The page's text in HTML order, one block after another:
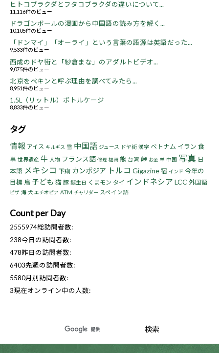
ヒトコブラクダとフタコブラクダの違いについて...
11,116件のビュー
ドラゴンボールの漫画から中国語の読み方を解く...
10,105件のビュー
「ドンマイ」「オーライ」という言葉の語源は英語だった...
9,533件のビュー
西成のドヤ街と「紗倉まな」のアダルトビデオ...
9,075件のビュー
北京をペキンと呼ぶ理由を調べてみたら...
8,951件のビュー
1.5L（リットル）ボトルケージ
8,833件のビュー
タグ
情報 アイス キルギス 雪 中国語 ジュース ドヤ街 漢字 ベトナム イラン 食
事 世界遺産 牛 人物 フランス語 修理 福岡 熊 台湾 峠 お金 羊 中国 写真 日
本語 メキシコ 下痢 カンボジア トルコ Gigazine宿 インド 今年の
目標 鳥子ども 猫 豚 誕生日 くまモン タイ インドネシア LCC 外国語
ビザ 海 犬 エチオピア ATM チャリダー スペイン語
Count per Day
2555974総訪問者数:
238今日の訪問者数:
478昨日の訪問者数:
6403先週の訪問者数:
5580月別訪問者数:
3現在オンライン中の人数: